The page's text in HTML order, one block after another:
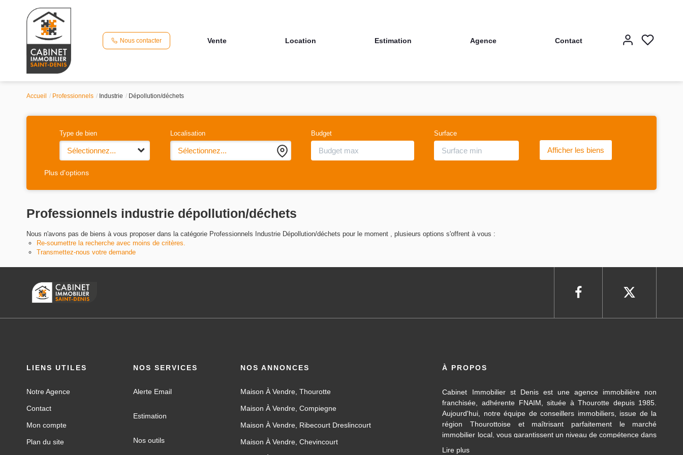
Nous contacter Vente Location Estimation Agence Contact
Accueil Professionnels Industrie Dépollution/déchets
Type de bien
Sélectionnez...
Localisation
Sélectionnez...
Budget Surface
Plus d'options
Professionnels industrie dépollution/déchets
Nous n'avons pas de biens à vous proposer dans la catégorie Professionnels Industrie Dépollution/déchets pour le moment , plusieurs options s'offrent à vous :
Re-soumettre la recherche avec moins de critères.
Transmettez-nous votre demande
LIENS UTILES
Notre Agence
Contact
Mon compte
Plan du site
NOS SERVICES
Alerte Email
Estimation
Nos outils
NOS ANNONCES
Maison À Vendre, Thourotte
Maison À Vendre, Compiegne
Maison À Vendre, Ribecourt Dreslincourt
Maison À Vendre, Chevincourt
À PROPOS
Cabinet Immobilier st Denis est une agence immobilière non
franchisée, adhérente FNAIM, située à Thourotte depuis 1985.
Aujourd'hui, notre équipe de conseillers immobiliers, issue de la
région Thourottoise et maîtrisant parfaitement le marché
immobilier local, vous garantissent un niveau de compétence dans
Lire plus